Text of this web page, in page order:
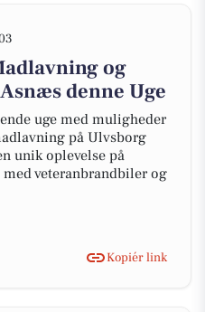
og
denne Uge
uge med muligheder
på Ulvsborg
unik oplevelse på
veteranbrandbiler og
Kopiér link